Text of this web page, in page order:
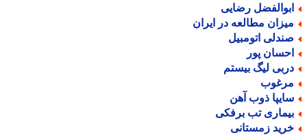
رضایی
مطالعه در ایران
اتومبیل
پور
لیگ بیستم
ذوب آهن
تب برفکی
زمستانی